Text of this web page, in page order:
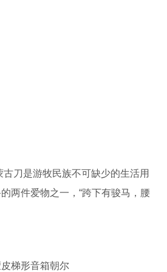
刀是游牧民族不可缺少的生活用
两件爱物之一，“跨下有骏马，腰
梯形音箱朝尔